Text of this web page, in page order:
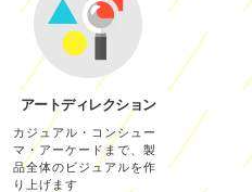
アートディレクション
カジュアル・コンシュー
マ・アーケードまで、製
品全体のビジュアルを作
り上げます